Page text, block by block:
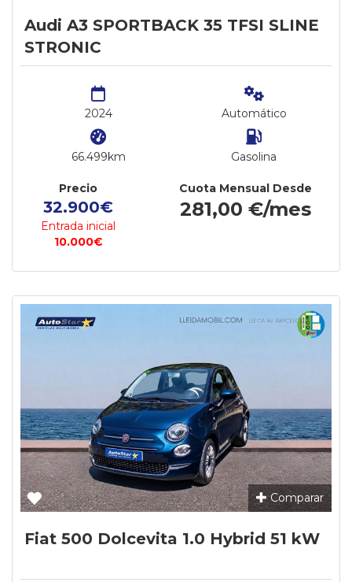
Audi A3 SPORTBACK 35 TFSI SLINE
STRONIC
2024
66.499km
Automático
Gasolina
Precio
32.900€
Entrada inicial
10.000€
Cuota Mensual Desde
281,00 €/mes
Comparar
Fiat 500 Dolcevita 1.0 Hybrid 51 kW